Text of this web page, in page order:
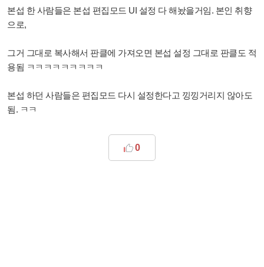
본섭 한 사람들은 본섭 편집모드 UI 설정 다 해놨을거임. 본인 취향
으로,
그거 그대로 복사해서 판클에 가져오면 본섭 설정 그대로 판클도 적
용됨 ㅋㅋㅋㅋㅋㅋㅋㅋㅋ
본섭 하던 사람들은 편집모드 다시 설정한다고 낑낑거리지 않아도
됨. ㅋㅋ
0